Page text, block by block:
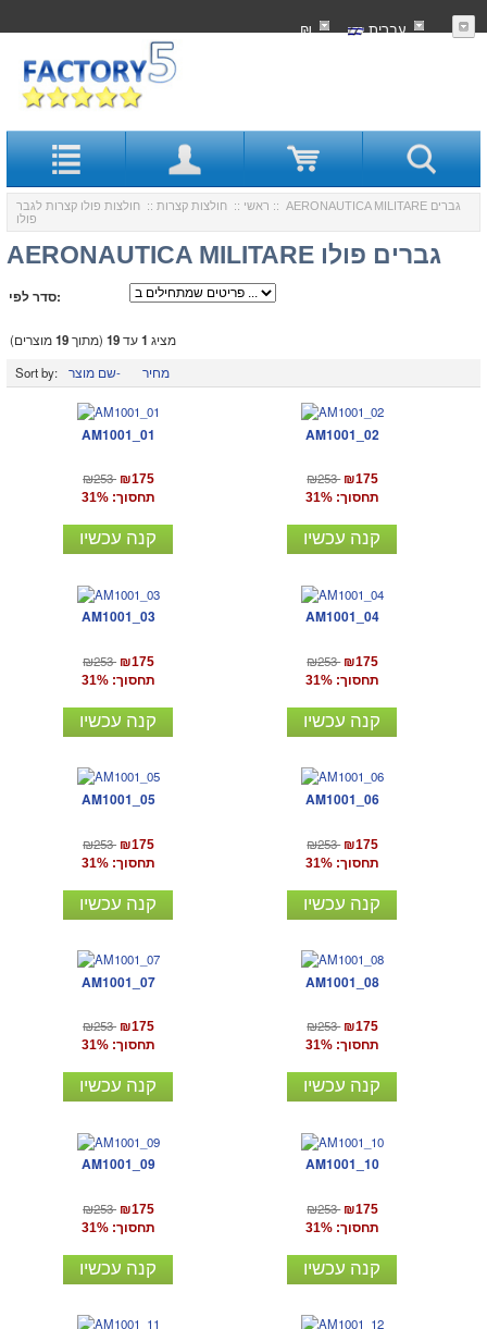
עִברִית ₪
ראשי :: חולצות קצרות :: חולצות פולו קצרות לגבר
:: AERONAUTICA MILITARE גברים
פולו
AERONAUTICA MILITARE גברים פולו
סדר לפי:
מציג 1עד19 (מתוך19מוצרים)
Sort by:
שם מוצר- מחיר
AM1001_01
₪253 ₪175
תחסוך: 31%
קנה עכשיו
AM1001_02
₪253 ₪175
תחסוך: 31%
קנה עכשיו
AM1001_03
₪253 ₪175
תחסוך: 31%
קנה עכשיו
AM1001_04
₪253 ₪175
תחסוך: 31%
קנה עכשיו
AM1001_05
₪253 ₪175
תחסוך: 31%
קנה עכשיו
AM1001_06
₪253 ₪175
תחסוך: 31%
קנה עכשיו
AM1001_07
₪253 ₪175
תחסוך: 31%
קנה עכשיו
AM1001_08
₪253 ₪175
תחסוך: 31%
קנה עכשיו
AM1001_09
₪253 ₪175
תחסוך: 31%
קנה עכשיו
AM1001_10
₪253 ₪175
תחסוך: 31%
קנה עכשיו